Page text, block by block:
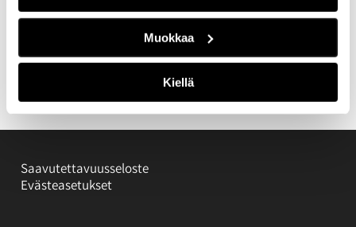
Muokkaa
Kiellä
Saavutettavuusseloste
Evästeasetukset